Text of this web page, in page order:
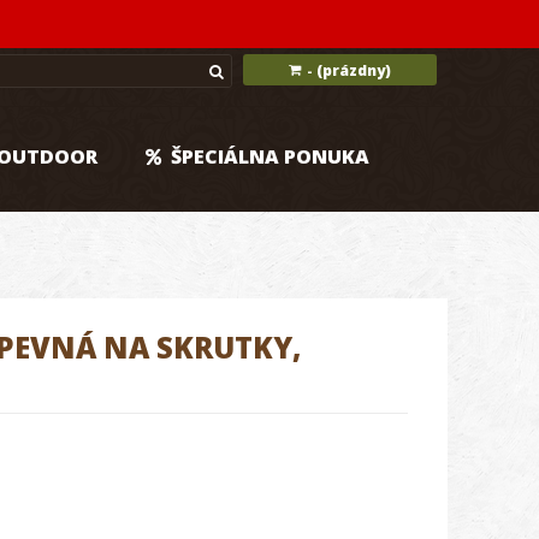
- (prázdny)
ŠPECIÁLNA PONUKA
NA SKRUTKY,